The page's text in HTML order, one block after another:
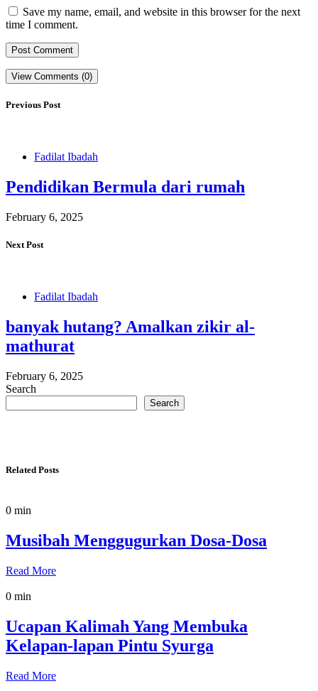
Save my name, email, and website in this browser for the next
time I comment.
View Comments (0)
Previous Post
Fadilat Ibadah
Pendidikan Bermula dari rumah
February 6, 2025
Next Post
Fadilat Ibadah
banyak hutang? Amalkan zikir al-
mathurat
February 6, 2025
Search
Search
Related Posts
0 min
Musibah Menggugurkan Dosa-Dosa
Read More
0 min
Ucapan Kalimah Yang Membuka
Kelapan-lapan Pintu Syurga
Read More